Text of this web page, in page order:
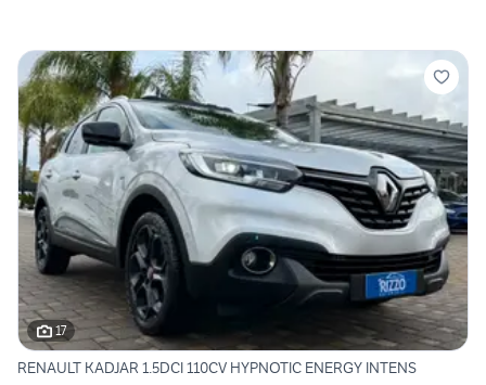
17
RENAULT KADJAR 1.5DCI 110CV HYPNOTIC ENERGY INTENS